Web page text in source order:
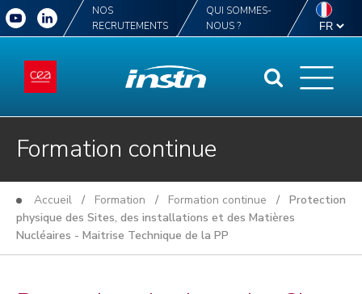
NOS
RECRUTEMENTS
QUI SOMMES-
NOUS ?
Formation continue
Accueil / Formation / Formation continue / Protection
physique des Sites, des installations et des Matières
Nucléaires - Maitrise Technique de la PP